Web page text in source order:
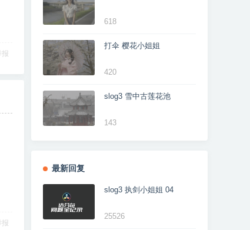
报
报
618
打伞 樱花小姐姐
420
slog3 雪中古莲花池
143
最新回复
slog3 执剑小姐姐 04
25526